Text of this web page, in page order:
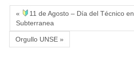
«
11 de Agosto – Día del Técnico
Subterranea
Orgullo UNSE »